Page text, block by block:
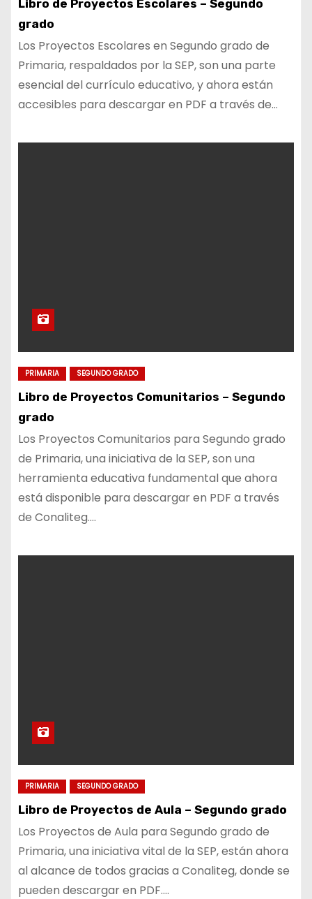
Libro de Proyectos Escolares – Segundo
grado
Los Proyectos Escolares en Segundo grado de
Primaria, respaldados por la SEP, son una parte
esencial del currículo educativo, y ahora están
accesibles para descargar en PDF a través de…
PRIMARIA SEGUNDO GRADO
Libro de Proyectos Comunitarios – Segundo
grado
Los Proyectos Comunitarios para Segundo grado
de Primaria, una iniciativa de la SEP, son una
herramienta educativa fundamental que ahora
está disponible para descargar en PDF a través
de Conaliteg.…
PRIMARIA SEGUNDO GRADO
Libro de Proyectos de Aula – Segundo grado
Los Proyectos de Aula para Segundo grado de
Primaria, una iniciativa vital de la SEP, están ahora
al alcance de todos gracias a Conaliteg, donde se
pueden descargar en PDF.…